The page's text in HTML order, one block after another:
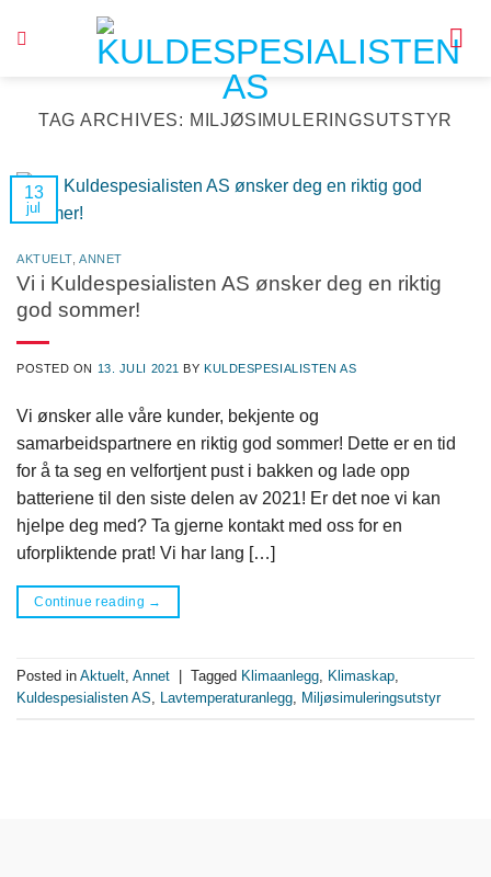
TAG ARCHIVES: MILJØSIMULERINGSUTSTYR
13
jul
AKTUELT, ANNET
Vi i Kuldespesialisten AS ønsker deg en riktig
god sommer!
POSTED ON 13. JULI 2021 BY KULDESPESIALISTEN AS
Vi ønsker alle våre kunder, bekjente og
samarbeidspartnere en riktig god sommer! Dette er en tid
for å ta seg en velfortjent pust i bakken og lade opp
batteriene til den siste delen av 2021! Er det noe vi kan
hjelpe deg med? Ta gjerne kontakt med oss for en
uforpliktende prat! Vi har lang […]
Continue reading →
Posted in Aktuelt, Annet Tagged Klimaanlegg, Klimaskap,
Kuldespesialisten AS, Lavtemperaturanlegg, Miljøsimuleringsutstyr